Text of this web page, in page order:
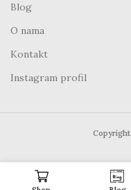
Blog
O nama
Kontakt
Instagram profil
Copyright